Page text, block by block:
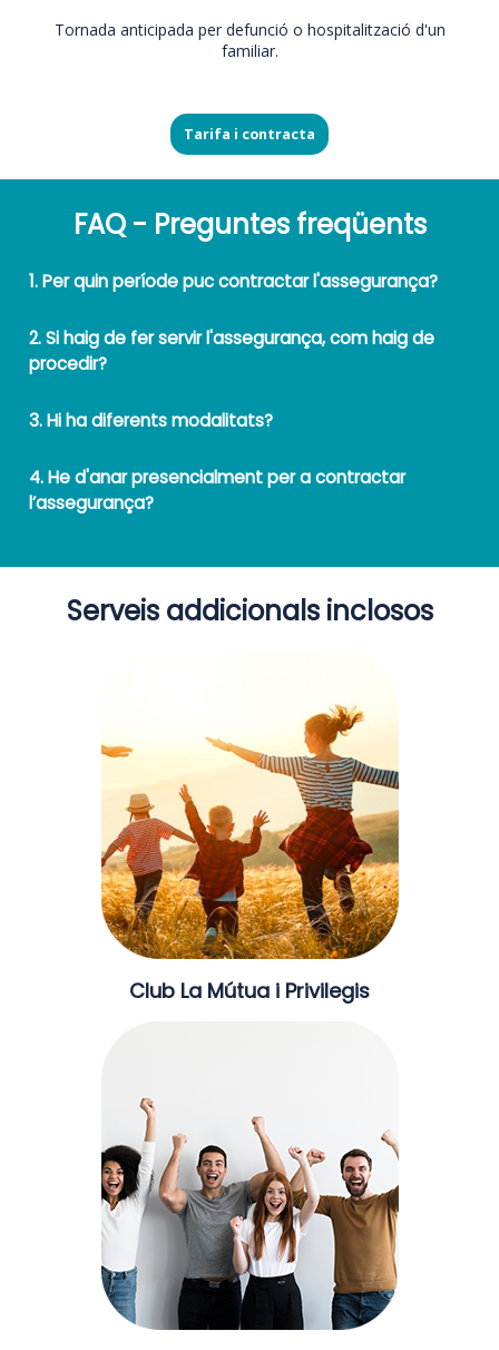
Tornada anticipada per defunció o hospitalització d'un
familiar.
Tarifa i contracta
FAQ - Preguntes freqüents
1. Per quin període puc contractar l'assegurança?
2. Si haig de fer servir l'assegurança, com haig de
procedir?
3. Hi ha diferents modalitats?
4. He d'anar presencialment per a contractar
l’assegurança?
Serveis addicionals inclosos
Club La Mútua i Privilegis